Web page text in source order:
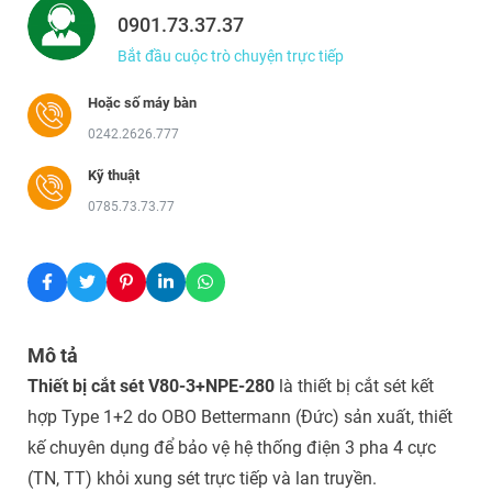
0901.73.37.37
Bắt đầu cuộc trò chuyện trực tiếp
Hoặc số máy bàn
0242.2626.777
Kỹ thuật
0785.73.73.77
Mô tả
Thiết bị cắt sét V80-3+NPE-280là thiết bị cắt sét kết
hợp Type 1+2 do OBO Bettermann (Đức) sản xuất, thiết
kế chuyên dụng để bảo vệ hệ thống điện 3 pha 4 cực
(TN, TT) khỏi xung sét trực tiếp và lan truyền.